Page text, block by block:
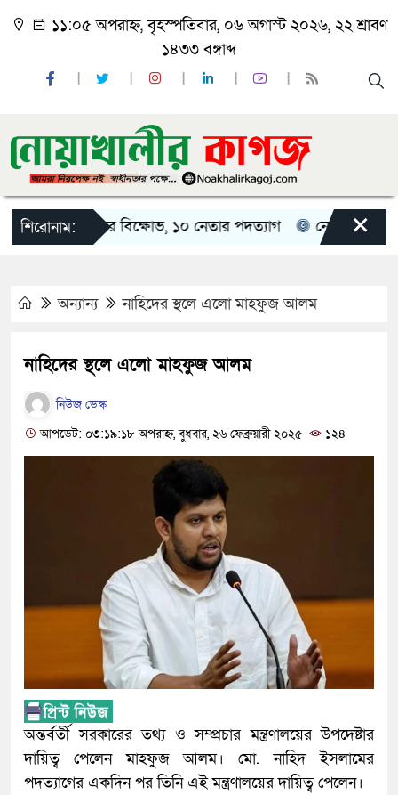
১১:০৫ অপরাহ্ন, বৃহস্পতিবার, ০৬ অগাস্ট ২০২৬, ২২ শ্রাবণ
১৪৩৩ বঙ্গাব্দ
শিরোনাম:
ছাত্রদলের বিক্ষোভ, ১০ নেতার পদত্যাগ নোয়াখালীতে
×
অন্যান্য নাহিদের স্থলে এলো মাহফুজ আলম
নাহিদের স্থলে এলো মাহফুজ আলম
নিউজ ডেস্ক
আপডেট: ০৩:১৯:১৮ অপরাহ্ন, বুধবার, ২৬ ফেব্রুয়ারী ২০২৫
১২৪
অন্তর্বর্তী সরকারের তথ্য ও সম্প্রচার মন্ত্রণালয়ের উপদেষ্টার
দায়িত্ব পেলেন মাহফুজ আলম। মো. নাহিদ ইসলামের
পদত্যাগের একদিন পর তিনি এই মন্ত্রণালয়ের দায়িত্ব পেলেন।